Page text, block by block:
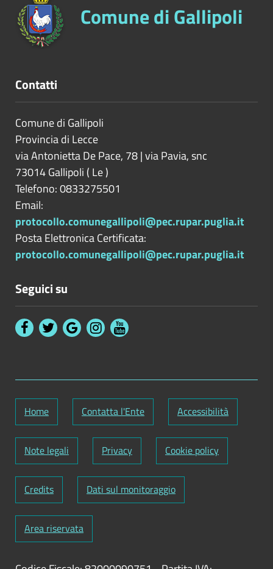
Comune di Gallipoli
Contatti
Comune di Gallipoli
Provincia di Lecce
via Antonietta De Pace, 78 | via Pavia, snc
73014Gallipoli ( Le)
Telefono: 0833275501
Email:
protocollo.comunegallipoli@pec.rupar.puglia.it
Posta Elettronica Certificata:
protocollo.comunegallipoli@pec.rupar.puglia.it
Seguici su
Home Contatta l'Ente Accessibilità
Note legali Privacy Cookie policy
Credits Dati sul monitoraggio
Area riservata